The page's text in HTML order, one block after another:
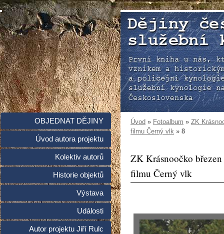
Úvod » Fotoalbum » ZK
filmu Černý vlk » 8
ZK Krásnoočko
filmu Černý vlk
OBJEDNAT DĚJINY
Úvod autora projektu
Kolektiv autorů
Historie objektů
Výstava
Události
Autor projektu Jiří Rulc